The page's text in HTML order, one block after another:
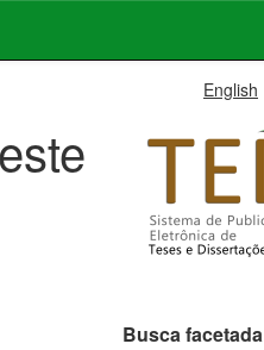
English
Busca facetada